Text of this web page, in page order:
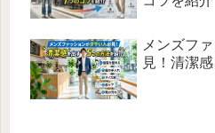
メンズフ
見！清潔